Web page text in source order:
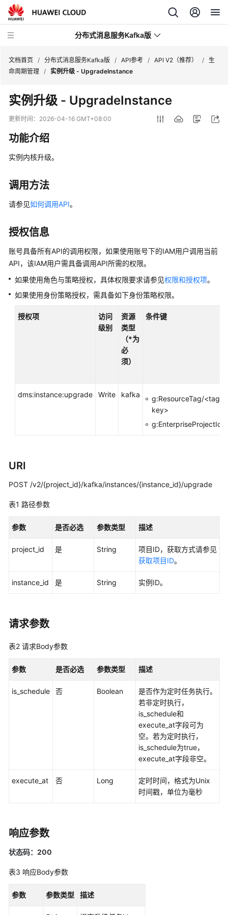
分布式消息服务Kafka版
最
新
动
务
告
产
介
计
费
说
明
快
践
发
南
API
前
必
快
API
V2（推
荐）
文档首页 / 分布式消息服务Kafka版 / API参考 / API V2（推荐） /
生
命周期管理 / 实例升级 - UpgradeInstance
实例升级 - UpgradeInstance
更新时间： 2026-04-16 GMT+08:00
功能介绍
实例内核升级。
调用方法
请参见如何调用API。
授权信息
账号具备所有API的调用权限，如果使用账号下的IAM用户调用当前
API，该IAM用户需具备调用API所需的权限。
如果使用角色与策略授权，具体权限要求请参见权限和授权项。
如果使用身份策略授权，需具备如下身份策略权限。
授权项
访问
级别
资源
类型
（*为
必
须）
条件键
dms:instance:upgrade Write kafka
g:ResourceTag/<tag-
key>
g:EnterpriseProjectId
URI
POST /v2/{project_id}/kafka/instances/{instance_id}/upgrade
表1 路径参数
参数 是否必选 参数类型 描述
project_id 是 String
项目ID，获取方式请参见
获取项目ID。
instance_id 是 String 实例ID。
请求参数
表2 请求Body参数
参数 是否必选 参数类型 描述
is_schedule 否 Boolean
是否作为定时任务执行。
若非定时执行，
is_schedule和
execute_at字段可为
空。若为定时执行，
is_schedule为true，
execute_at字段非空。
execute_at 否 Long
定时时间，格式为Unix
时间戳，单位为毫秒
响应参数
状态码：200
表3 响应Body参数
参数 参数类型 描述